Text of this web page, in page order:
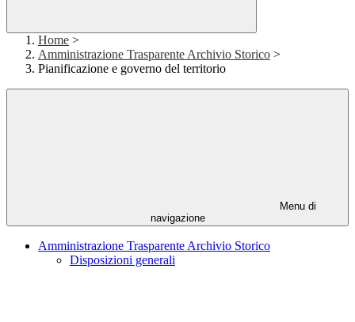
Home >
Amministrazione Trasparente Archivio Storico >
Pianificazione e governo del territorio
Menu di
navigazione
Amministrazione Trasparente Archivio Storico
Disposizioni generali